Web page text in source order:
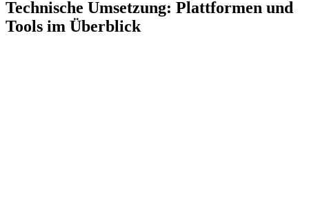
Technische Umsetzung: Plattformen und
Tools im Überblick